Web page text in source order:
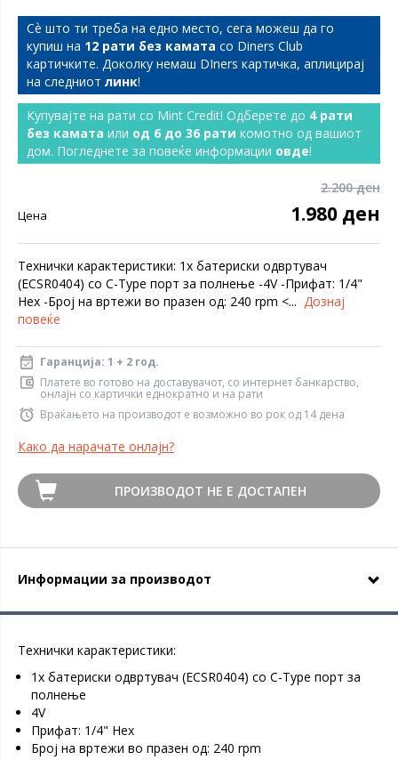
Сѐ што ти треба на едно место, сега можеш да го
купиш на 12 рати без камата со Diners Club
картичките. Доколку немаш DIners картичка, аплицирај
на следниот линк!
Купувајте на рати со Mint Credit! Одберете до 4 рати
без камата или од 6 до 36 рати комотно од вашиот
дом. Погледнете за повеќе информации овде!
2.200 ден
Цена 1.980 ден
Технички карактеристики: 1х батериски одвртувач
(ECSR0404) со C-Type порт за полнење -4V -Прифат: 1/4"
Hex -Број на вртежи во празен од: 240 rpm <... Дознај
повеќе
Гаранција: 1 + 2 год.
Платете во готово на доставувачот, со интернет банкарство,
онлајн со картички еднократно и на рати
Враќањето на производот е возможно во рок од 14 дена
Како да нарачате онлајн?
ПРОИЗВОДОТ НЕ Е ДОСТАПЕН
Информации за производот
Технички карактеристики:
1х батериски одвртувач (ECSR0404) со C-Type порт за
полнење
4V
Прифат: 1/4" Hex
Број на вртежи во празен од: 240 rpm